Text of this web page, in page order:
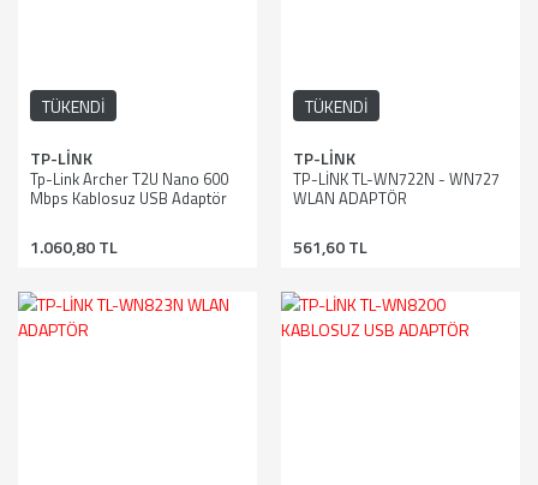
TÜKENDİ
TP-LİNK
Tp-Link Archer T2U Nano 600
Mbps Kablosuz USB Adaptör
1.060,80 TL
TÜKENDİ
TP-LİNK
TP-LİNK TL-WN722N - WN727
WLAN ADAPTÖR
561,60 TL